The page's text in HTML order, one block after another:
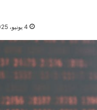
4 يونيو، 2025